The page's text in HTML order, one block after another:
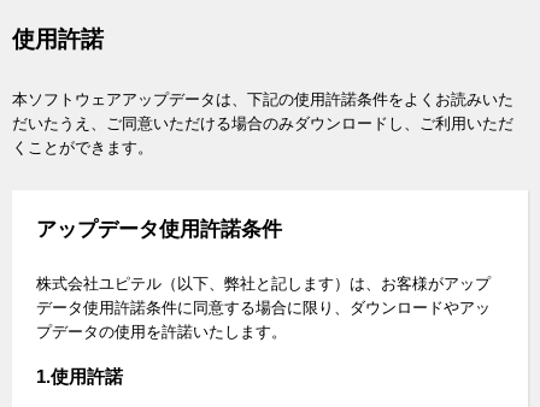
使用許諾
本ソフトウェアアップデータは、下記の使用許諾条件をよくお読みいた
だいたうえ、ご同意いただける場合のみダウンロードし、ご利用いただ
くことができます。
アップデータ使用許諾条件
株式会社ユピテル（以下、弊社と記します）は、お客様がアップ
データ使用許諾条件に同意する場合に限り、ダウンロードやアッ
プデータの使用を許諾いたします。
1.使用許諾